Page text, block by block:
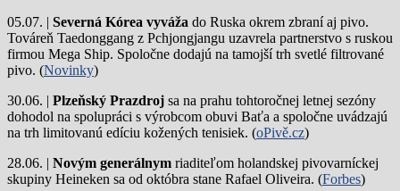
05.07. | Severná Kórea vyváža do Ruska okrem zbraní aj pivo.
Továreň Taedonggang z Pchjongjangu uzavrela partnerstvo s ruskou
firmou Mega Ship. Spoločne dodajú na tamojší trh svetlé filtrované
pivo. (Novinky)
30.06. | Plzeňský Prazdroj sa na prahu tohtoročnej letnej sezóny
dohodol na spolupráci s výrobcom obuvi Baťa a spoločne uvádzajú
na trh limitovanú edíciu kožených tenisiek. (oPivě.cz)
28.06. | Novým generálnym riaditeľom holandskej pivovarníckej
skupiny Heineken sa od októbra stane Rafael Oliveira. (Forbes)